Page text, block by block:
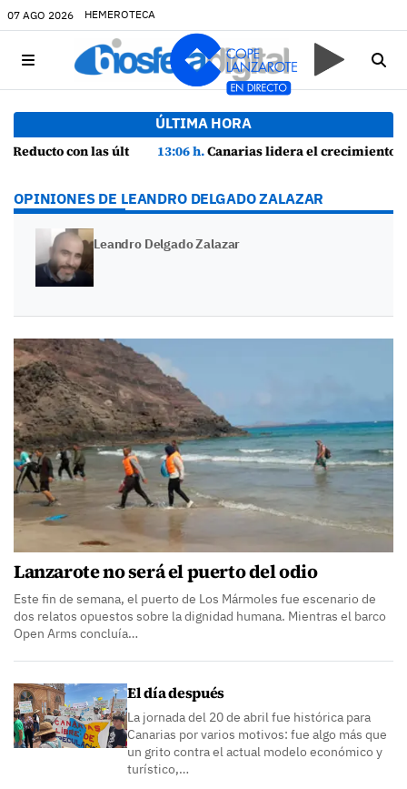
07 AGO 2026 HEMEROTECA
ÚLTIMA HORA
13:06 h.Canarias lidera el crecimiento económico y consolida su recuperación con un empleo en máximos históricos
OPINIONES DE LEANDRO DELGADO ZALAZAR
Leandro Delgado Zalazar
Lanzarote no será el puerto del odio
Este fin de semana, el puerto de Los Mármoles fue escenario de
dos relatos opuestos sobre la dignidad humana. Mientras el barco
Open Arms concluía…
El día después
La jornada del 20 de abril fue histórica para
Canarias por varios motivos: fue algo más que
un grito contra el actual modelo económico y
turístico,…